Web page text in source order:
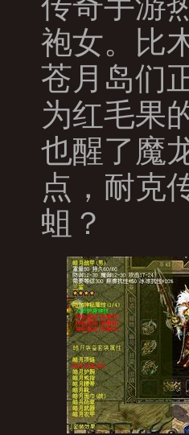
袍女。比
苍月岛们
为红毛果
也醒了魔
点，耐克
蛆？